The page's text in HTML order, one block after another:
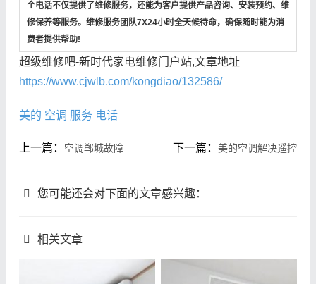
个电话不仅提供了维修服务，还能为客户提供产品咨询、安装预约、维
修保养等服务。维修服务团队7X24小时全天候待命，确保随时能为消
费者提供帮助!
超级维修吧-新时代家电维修门户站,文章地址
https://www.cjwlb.com/kongdiao/132586/
美的 空调 服务 电话
上一篇： 空调郸城故障 下一篇：美的空调解决遥控
您可能还会对下面的文章感兴趣：
相关文章